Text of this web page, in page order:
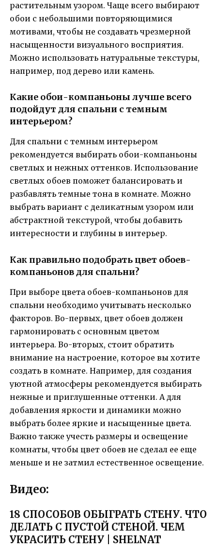
растительным узором. Чаще всего выбирают
обои с небольшими повторяющимися
мотивами, чтобы не создавать чрезмерной
насыщенности визуального восприятия.
Можно использовать натуральные текстуры,
например, под дерево или камень.
Какие обои-компаньоны лучше всего
подойдут для спальни с темным
интерьером?
Для спальни с темным интерьером
рекомендуется выбирать обои-компаньоны
светлых и нежных оттенков. Использование
светлых обоев поможет балансировать и
разбавлять темные тона в комнате. Можно
выбрать вариант с деликатным узором или
абстрактной текстурой, чтобы добавить
интересности и глубины в интерьер.
Как правильно подобрать цвет обоев-
компаньонов для спальни?
При выборе цвета обоев-компаньонов для
спальни необходимо учитывать несколько
факторов. Во-первых, цвет обоев должен
гармонировать с основным цветом
интерьера. Во-вторых, стоит обратить
внимание на настроение, которое вы хотите
создать в комнате. Например, для создания
уютной атмосферы рекомендуется выбирать
нежные и приглушенные оттенки. А для
добавления яркости и динамики можно
выбрать более яркие и насыщенные цвета.
Важно также учесть размеры и освещение
комнаты, чтобы цвет обоев не сделал ее еще
меньше и не затмил естественное освещение.
Видео:
18 СПОСОБОВ ОБЫГРАТЬ СТЕНУ. ЧТО
ДЕЛАТЬ С ПУСТОЙ СТЕНОЙ. ЧЕМ
УКРАСИТЬ СТЕНУ | SHELNAT